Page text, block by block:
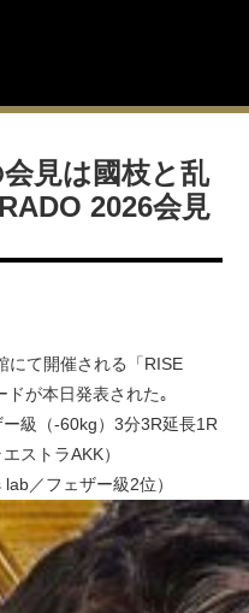
見は國枝と乱
2026会見
にて開催される「RISE
が本日発表された｡
級（-60kg）3分3R延長1R
ストラAKK）
／フェザー級2位）